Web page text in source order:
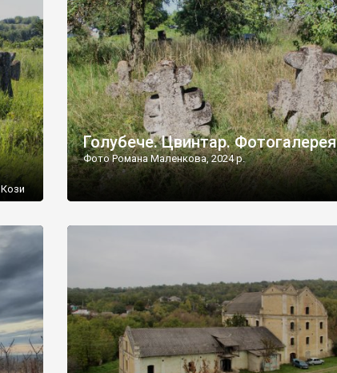
[…]
Голубече. Цвинтар. Фотогалерея
Фото Романа Маленкова, 2024 р.